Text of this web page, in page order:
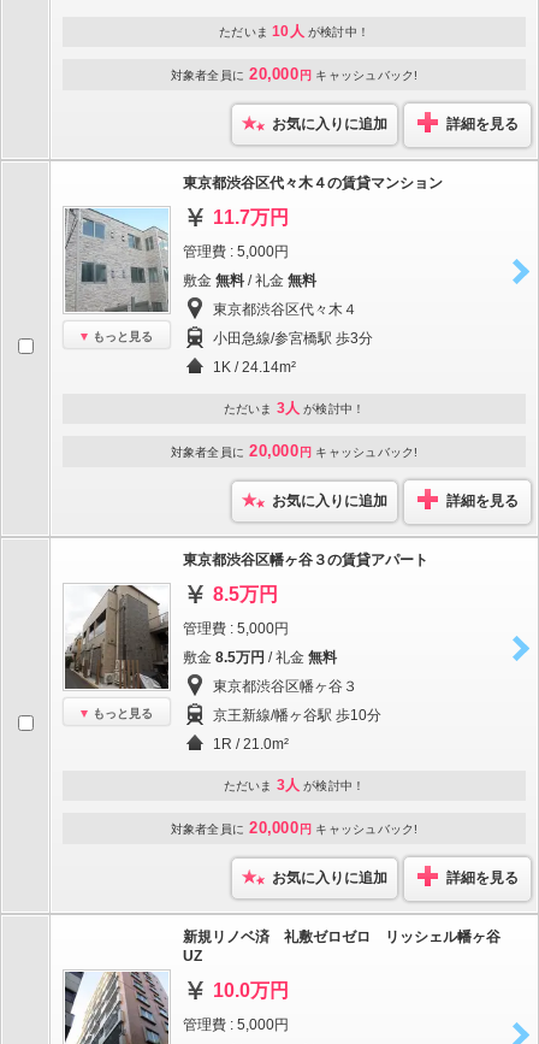
ただいま 10人 が検討中！
対象者全員に 20,000 円 キャッシュバック!
お気に入りに追加 詳細を見る
もっと見る
東京都渋谷区代々木４の賃貸マンション
11.7万円
管理費 : 5,000円
敷金 無料 / 礼金 無料
東京都渋谷区代々木４
小田急線/参宮橋駅 歩3分
1K / 24.14m²
ただいま 3人 が検討中！
対象者全員に 20,000 円 キャッシュバック!
お気に入りに追加 詳細を見る
もっと見る
東京都渋谷区幡ヶ谷３の賃貸アパート
8.5万円
管理費 : 5,000円
敷金 8.5万円 / 礼金 無料
東京都渋谷区幡ヶ谷３
京王新線/幡ヶ谷駅 歩10分
1R / 21.0m²
ただいま 3人 が検討中！
対象者全員に 20,000 円 キャッシュバック!
お気に入りに追加 詳細を見る
新規リノベ済 礼敷ゼロゼロ リッシェル幡ヶ谷
UZ
10.0万円
管理費 : 5,000円